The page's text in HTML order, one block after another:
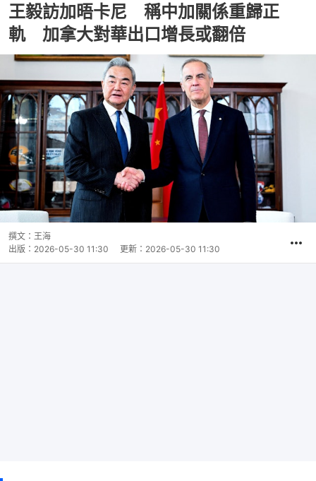
王毅訪加晤卡尼 稱中加關係重歸正
軌 加拿大對華出口增長或翻倍
撰文： 王海
出版： 2026-05-30 11:30 更新： 2026-05-30 11:30